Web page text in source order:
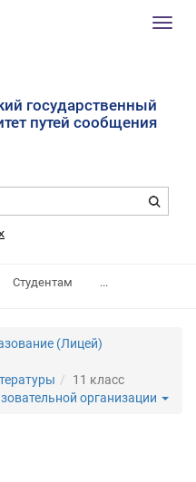
государственный
путей сообщения
Студентам ...
(Лицей)
11 класс
организации